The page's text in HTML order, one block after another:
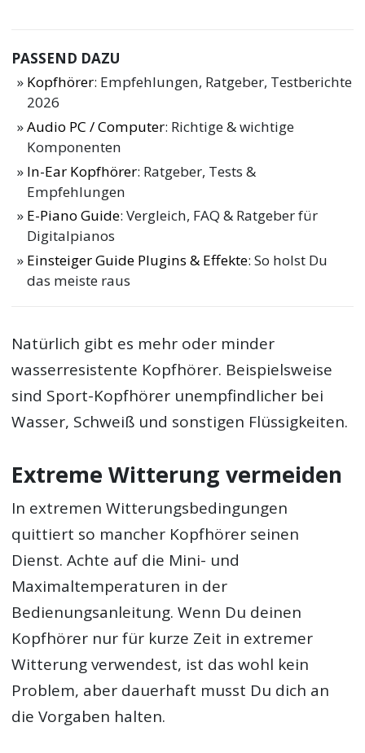
PASSEND DAZU
Kopfhörer: Empfehlungen, Ratgeber, Testberichte
2026
Audio PC / Computer: Richtige & wichtige
Komponenten
In-Ear Kopfhörer: Ratgeber, Tests &
Empfehlungen
E-Piano Guide: Vergleich, FAQ & Ratgeber für
Digitalpianos
Einsteiger Guide Plugins & Effekte: So holst Du
das meiste raus
Natürlich gibt es mehr oder minder
wasserresistente Kopfhörer. Beispielsweise
sind Sport-Kopfhörer unempfindlicher bei
Wasser, Schweiß und sonstigen Flüssigkeiten.
Extreme Witterung vermeiden
In extremen Witterungsbedingungen
quittiert so mancher Kopfhörer seinen
Dienst. Achte auf die Mini- und
Maximaltemperaturen in der
Bedienungsanleitung. Wenn Du deinen
Kopfhörer nur für kurze Zeit in extremer
Witterung verwendest, ist das wohl kein
Problem, aber dauerhaft musst Du dich an
die Vorgaben halten.